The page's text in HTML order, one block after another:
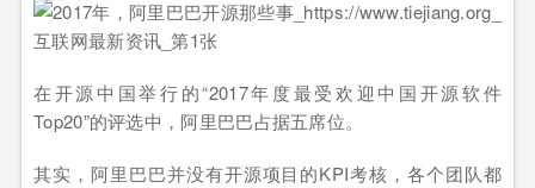
在开源中国举行的“2017年度最受欢迎中国开源软件
Top20”的评选中，阿里巴巴占据五席位。
其实，阿里巴巴并没有开源项目的KPI考核，各个团队都